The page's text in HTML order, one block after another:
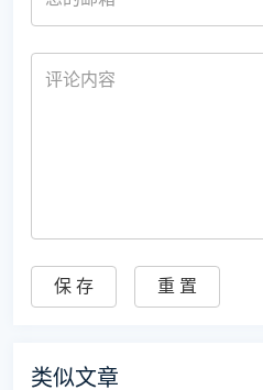
类似文章